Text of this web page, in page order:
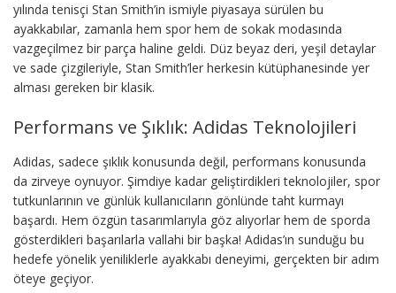
yılında tenisçi Stan Smith’in ismiyle piyasaya sürülen bu
ayakkabılar, zamanla hem spor hem de sokak modasında
vazgeçilmez bir parça haline geldi. Düz beyaz deri, yeşil detaylar
ve sade çizgileriyle, Stan Smith’ler herkesin kütüphanesinde yer
alması gereken bir klasik.
Performans ve Şıklık: Adidas Teknolojileri
Adidas, sadece şıklık konusunda değil, performans konusunda
da zirveye oynuyor. Şimdiye kadar geliştirdikleri teknolojiler, spor
tutkunlarının ve günlük kullanıcıların gönlünde taht kurmayı
başardı. Hem özgün tasarımlarıyla göz alıyorlar hem de sporda
gösterdikleri başarılarla vallahi bir başka! Adidas’ın sunduğu bu
hedefe yönelik yeniliklerle ayakkabı deneyimi, gerçekten bir adım
öteye geçiyor.